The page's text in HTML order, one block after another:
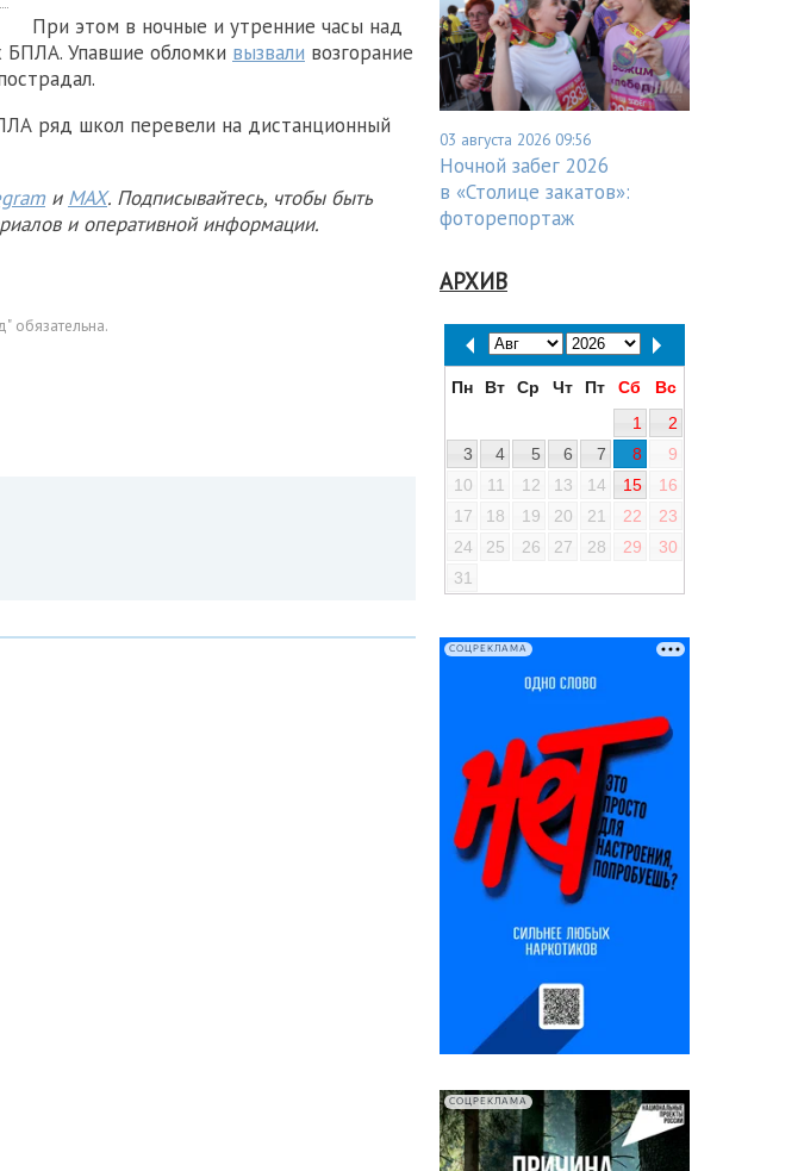
При этом в ночные и утренние часы над
БПЛА. Упавшие обломки вызвали возгорание
ряд школ перевели на дистанционный
и MAX. Подписывайтесь, чтобы быть
и оперативной информации.
обязательна.
03 августа 2026 09:56
Ночной забег 2026
в «Столице закатов»:
фоторепортаж
АРХИВ
Пн Вт Ср Чт Пт Сб
Вс
1
2
3
4 5 6 7 8
9
10
11 12 13 14 15
16
17
18 19 20 21 22
23
24
25 26 27 28 29
30
31
СОЦРЕКЛАМА
СОЦРЕКЛАМА